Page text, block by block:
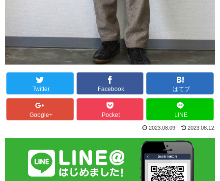
Twitter Facebook はてブ
Google+ Pocket LINE
2023.08.09 2023.08.12